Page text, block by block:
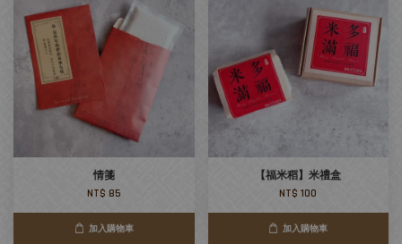
情箋
NT$ 85
加入購物車
【福米稻】米禮盒
NT$ 100
加入購物車